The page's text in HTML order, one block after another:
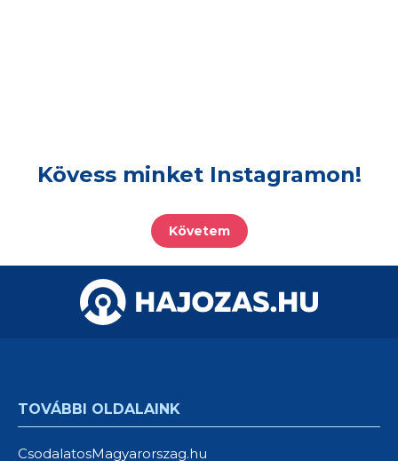
Kövess minket Instagramon!
Követem
TOVÁBBI OLDALAINK
CsodalatosMagyarorszag.hu